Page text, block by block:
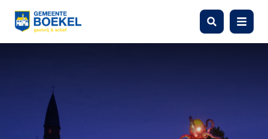
Zoeken Menu